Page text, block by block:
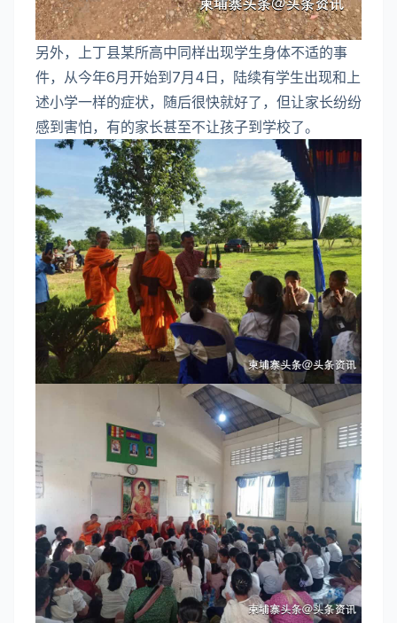
另外，上丁县某所高中同样出现学生身体不适的事
件，从今年6月开始到7月4日，陆续有学生出现和上
述小学一样的症状，随后很快就好了，但让家长纷纷
感到害怕，有的家长甚至不让孩子到学校了。